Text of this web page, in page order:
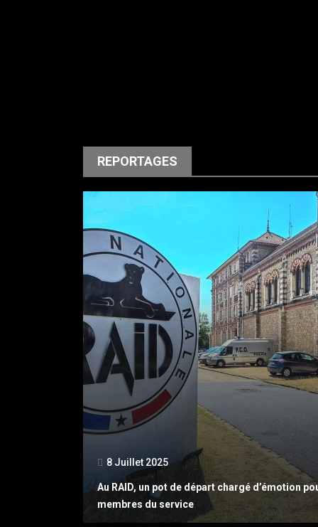
REPORTAGES
8 Juillet 2025
Au RAID, un pot de départ chargé d’émotion
membres du service